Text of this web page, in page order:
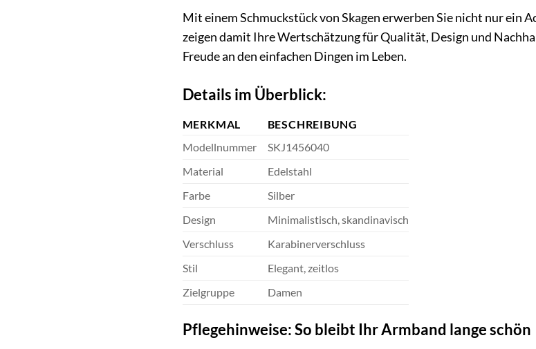
Mit einem Schmuckstück von Skagen erwerben Sie nicht nur ein
zeigen damit Ihre Wertschätzung für Qualität, Design und
Freude an den einfachen Dingen im Leben.
Details im Überblick:
MERKMAL
BESCHREIBUNG
Modellnummer
SKJ1456040
Material
Edelstahl
Farbe
Silber
Design
Minimalistisch, skandinavisch
Verschluss
Karabinerverschluss
Stil
Elegant, zeitlos
Zielgruppe
Damen
Pflegehinweise: So bleibt Ihr Armband lange schön